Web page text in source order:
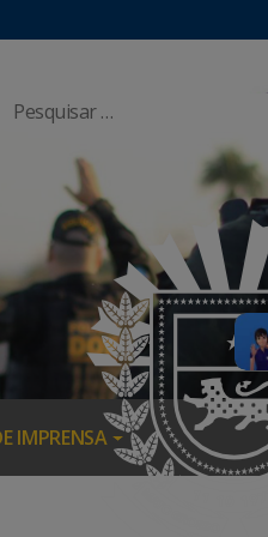
IMPRENSA